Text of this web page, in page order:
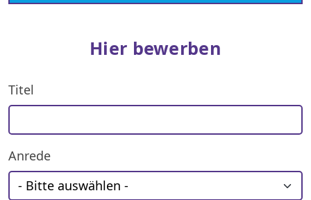
Hier bewerben
Titel
Anrede